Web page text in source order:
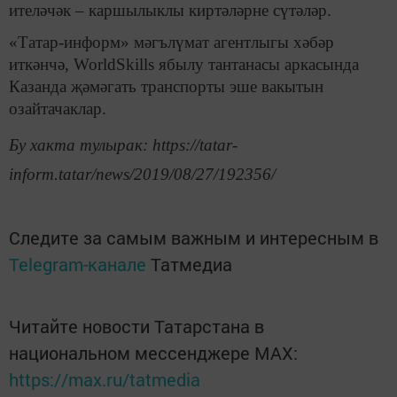
ителәчәк – каршылыклы киртәләрне сүтәләр.
«Татар-информ» мәгълүмат агентлыгы хәбәр
иткәнчә, WorldSkills ябылу тантанасы аркасында
Казанда җәмәгать транспорты эше вакытын
озайтачаклар.
Бу хакта тулырак: https://tatar-
inform.tatar/news/2019/08/27/192356/
Следите за самым важным и интересным в
Telegram-канале Татмедиа
Читайте новости Татарстана в
национальном мессенджере MАХ:
https://max.ru/tatmedia